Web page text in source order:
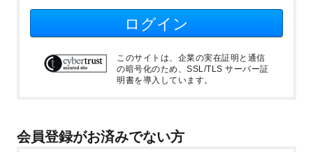
ログイン
このサイトは、企業の実在証明と通信
の暗号化のため、SSL/TLS サーバー証
明書を導入しています。
会員登録がお済みでない方